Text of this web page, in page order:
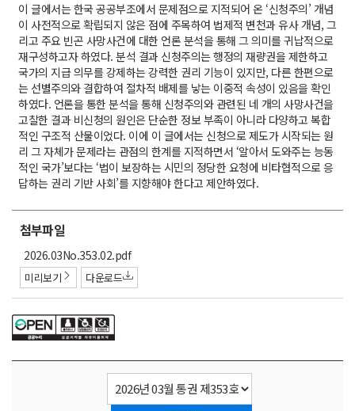
이 글에서는 한국 공공부조에서 문제점으로 지적되어 온 ‘신청주의’ 개념
이 사전적으로 확립되지 않은 점에 주목하여 법제적 변천과 유사 개념, 그
리고 주요 빈곤 사망사건에 대한 언론 분석을 통해 그 의미를 귀납적으로
재구성하고자 하였다. 분석 결과 신청주의는 행정의 재량권을 제한하고
국가의 지급 의무를 강제하는 강력한 권리 기능이 있지만, 다른 한편으로
는 선별주의와 결합하여 절차적 배제를 낳는 이중적 속성이 있음을 확인
하였다. 언론을 통한 분석을 통해 신청주의와 관련된 네 개의 사망사건을
고찰한 결과 비신청의 원인은 단순한 정보 부족이 아니라 다양하고 복합
적인 구조적 산물이었다. 이에 이 글에서는 신청으로 제도가 시작되는 원
리 그 자체가 문제라는 관점의 한계를 지적하면서 ‘알아서 도와주는 능동
적인 국가’보다는 ‘법이 보장하는 시민의 정당한 요청에 비타협적으로 응
답하는 권리 기반 사회’를 지향해야 한다고 제안하였다.
첨부파일
첨
부
파
2026.03No.353.02.pdf
미리보기 다운로드